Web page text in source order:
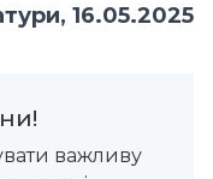
16.05.2025
важливу